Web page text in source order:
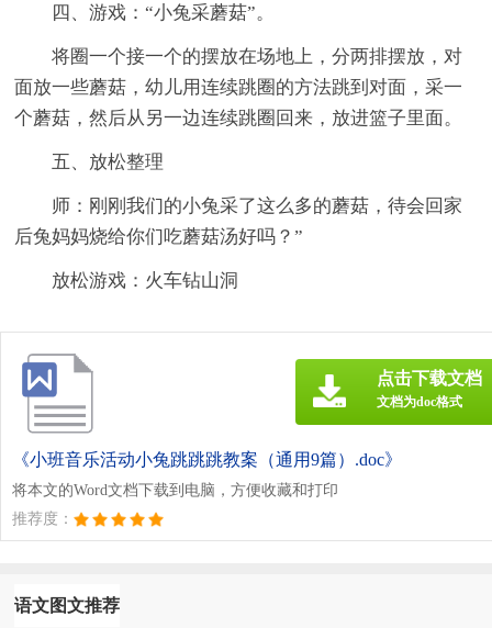
四、游戏：“小兔采蘑菇”。
将圈一个接一个的摆放在场地上，分两排摆放，对
面放一些蘑菇，幼儿用连续跳圈的方法跳到对面，采一
个蘑菇，然后从另一边连续跳圈回来，放进篮子里面。
五、放松整理
师：刚刚我们的小兔采了这么多的蘑菇，待会回家
后兔妈妈烧给你们吃蘑菇汤好吗？”
放松游戏：火车钻山洞
《小班音乐活动小兔跳跳跳教案（通用9篇）.doc》
将本文的Word文档下载到电脑，方便收藏和打印
推荐度：
点击下载文档
文档为doc格式
语文图文推荐